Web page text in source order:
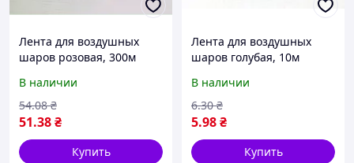
Лента для воздушных
шаров розовая, 300м
В наличии
51.38₴
54.08 ₴
Купить
Лента для воздушных
шаров голубая, 10м
В наличии
5.98₴
6.30 ₴
Купить